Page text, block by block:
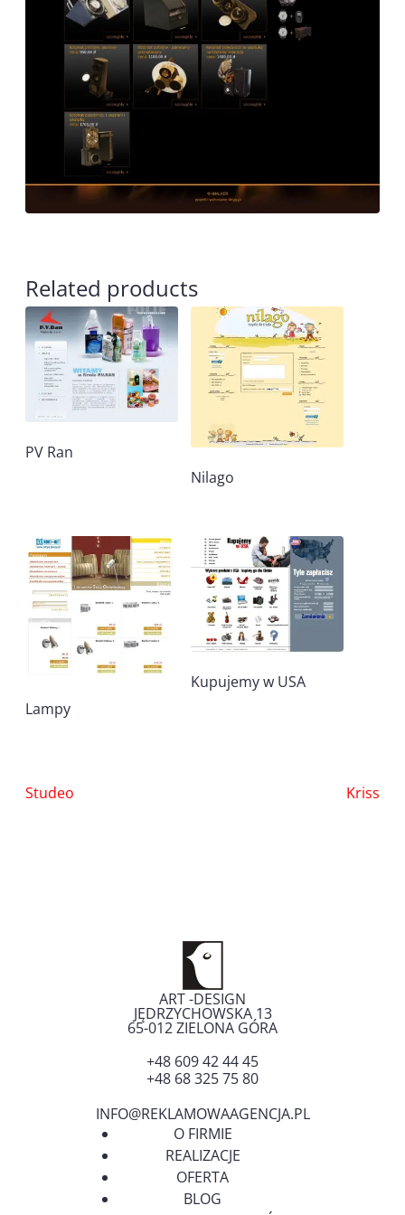
Related products
PV Ran
Nilago
Lampy
Kupujemy w USA
Nawigacja
Studeo Kriss
ART -DESIGN
JĘDRZYCHOWSKA 13
65-012ZIELONA GÓRA
+48 609 42 44 45
+48 68 325 75 80
INFO@REKLAMOWAAGENCJA.PL
O FIRMIE
REALIZACJE
OFERTA
BLOG